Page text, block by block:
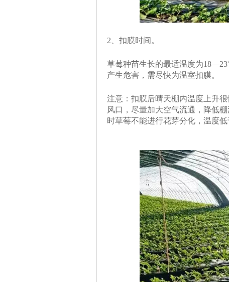
2、扣膜时间。
草莓种苗生长的最适温度为
产生危害，需尽快为温室扣膜。
注意：扣膜后晴天棚内温度上升
风口，尽量加大空气流通，降低
时草莓不能进行花芽分化，温度